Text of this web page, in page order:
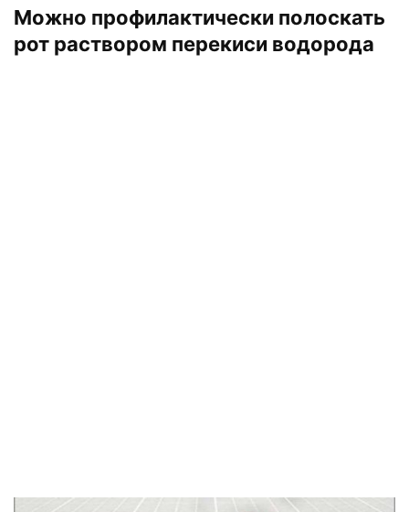
Можно профилактически полоскать
рот раствором перекиси водорода